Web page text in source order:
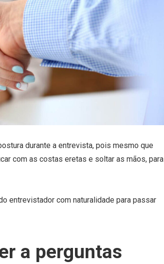
durante a entrevista, pois mesmo que
com as costas eretas e soltar as mãos, para
entrevistador com naturalidade para passar
a perguntas